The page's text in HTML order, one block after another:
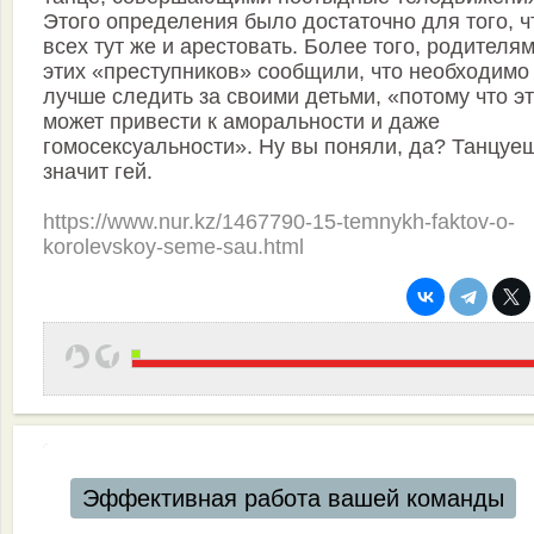
Этого определения было достаточно для того,
всех тут же и арестовать. Более того, родителям
этих «преступников» сообщили, что необходимо
лучше следить за своими детьми, «потому что
может привести к аморальности и даже
гомосексуальности». Ну вы поняли, да?
значит гей.
https://www.nur.kz/1467790-15-temnykh-faktov-o-
korolevskoy-seme-sau.html
Эффективная работа вашей команды